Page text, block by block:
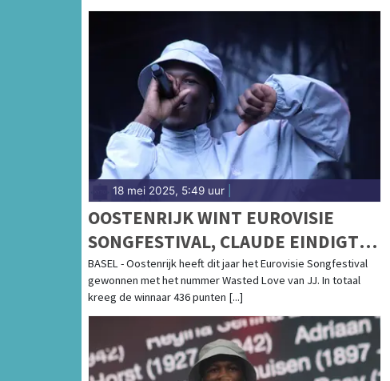
18 mei 2025, 5:49 uur
OOSTENRIJK WINT EUROVISIE
SONGFESTIVAL, CLAUDE EINDIGT
ALS TWAALFDE
BASEL - Oostenrijk heeft dit jaar het Eurovisie Songfestival
gewonnen met het nummer Wasted Love van JJ. In totaal
kreeg de winnaar 436 punten [...]